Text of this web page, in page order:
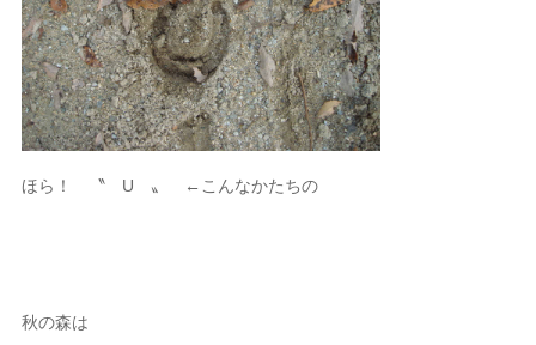
ほら！ 〝 U 〟 ←こんなかたちの
秋の森は